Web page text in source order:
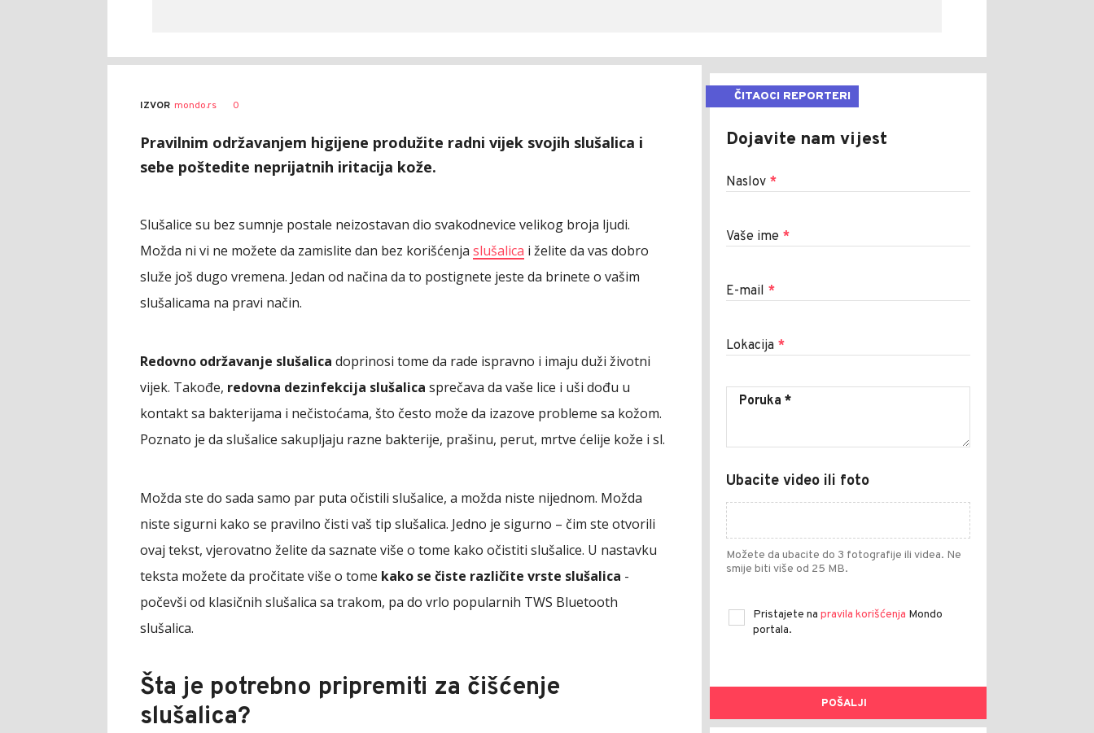
IZVOR mondo.rs 0
Pravilnim održavanjem higijene produžite radni vijek svojih slušalica i
sebe poštedite neprijatnih iritacija kože.
Slušalice su bez sumnje postale neizostavan dio svakodnevice velikog broja ljudi.
Možda ni vi ne možete da zamislite dan bez korišćenja slušalica i želite da vas dobro
služe još dugo vremena. Jedan od načina da to postignete jeste da brinete o vašim
slušalicama na pravi način.
Redovno održavanje slušalica doprinosi tome da rade ispravno i imaju duži životni
vijek. Takođe, redovna dezinfekcija slušalica sprečava da vaše lice i uši dođu u
kontakt sa bakterijama i nečistoćama, što često može da izazove probleme sa kožom.
Poznato je da slušalice sakupljaju razne bakterije, prašinu, perut, mrtve ćelije kože i sl.
Možda ste do sada samo par puta očistili slušalice, a možda niste nijednom. Možda
niste sigurni kako se pravilno čisti vaš tip slušalica. Jedno je sigurno – čim ste otvorili
ovaj tekst, vjerovatno želite da saznate više o tome kako očistiti slušalice. U nastavku
teksta možete da pročitate više o tome kako se čiste različite vrste slušalica -
počevši od klasičnih slušalica sa trakom, pa do vrlo popularnih TWS Bluetooth
slušalica.
Šta je potrebno pripremiti za čišćenje
slušalica?
ČITAOCI REPORTERI
Dojavite nam vijest
Naslov *
Vaše ime *
E-mail *
Lokacija *
Ubacite video ili foto
Možete da ubacite do 3 fotografije ili videa. Ne
smije biti više od 25 MB.
Pristajete na pravila korišćenja Mondo
portala.
POŠALJI